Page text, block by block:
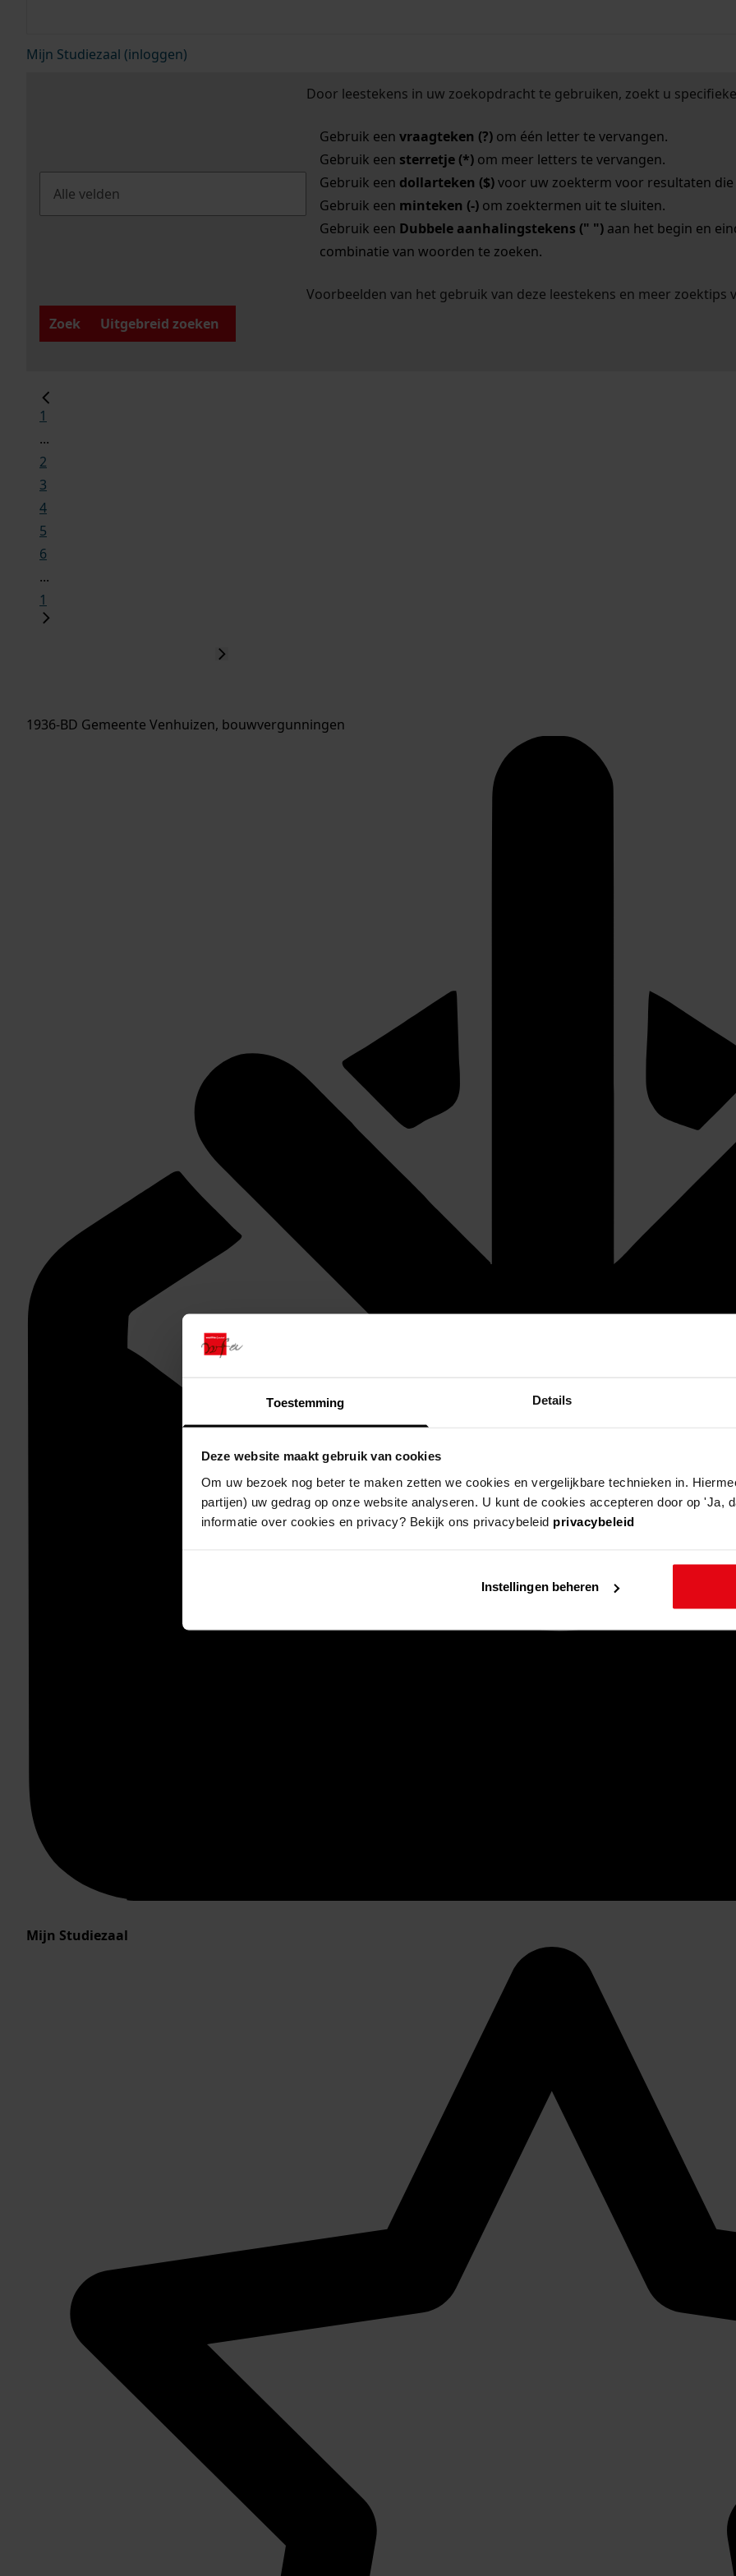
Toestemming Details
Deze website maakt gebruik van cookies
Om uw bezoek nog beter te maken zetten we cookies en vergelijkbare technieken in.
partijen) uw gedrag op onze website analyseren. U kunt de cookies accepteren door op 'Ja,
informatie over cookies en privacy? Bekijk ons privacybeleid privacybeleid
Instellingen beheren
Mijn Studiezaal (inloggen)
Door leestekens in uw zoekopdracht te gebruiken, zoekt u
Gebruik een vraagteken (?)om één letter te vervangen.
Gebruik een sterretje (*)om meer letters te vervangen.
Gebruik een dollarteken ($)voor uw zoekterm voor resultaten die
Gebruik een minteken (-)om zoektermen uit te sluiten.
Gebruik een Dubbele aanhalingstekens (" ")aan het begin en
combinatie van woorden te zoeken.
Voorbeelden van het gebruik van deze leestekens en meer zoektips
Zoek
Uitgebreid zoeken
1
...
2
3
4
5
6
...
1
1936-BD Gemeente Venhuizen, bouwvergunningen
Mijn Studiezaal